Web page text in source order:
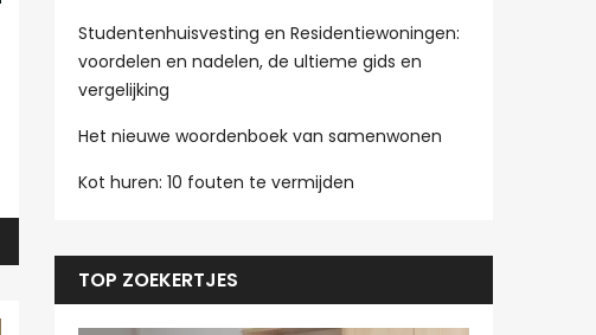
Studentenhuisvesting en Residentiewoningen:
voordelen en nadelen, de ultieme gids en
vergelijking
Het nieuwe woordenboek van samenwonen
Kot huren: 10 fouten te vermijden
TOP ZOEKERTJES